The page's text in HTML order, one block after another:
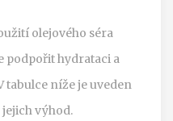
olejového séra
podpořit hydrataci a
tabulce níže je uveden
jejich výhod.